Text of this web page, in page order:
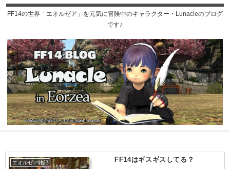
FF14の世界「エオルゼア」を元気に冒険中のキャラクター・Lunacleのブログ
です♪
エオルゼア雑記 FF14はギスギスしてる？